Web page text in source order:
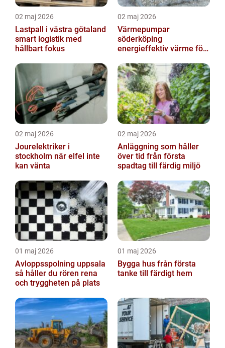
02 maj 2026
Lastpall i västra götaland
smart logistik med
hållbart fokus
02 maj 2026
Värmepumpar
söderköping
energieffektiv värme för
02 maj 2026
Jourelektriker i
stockholm när elfel inte
kan vänta
02 maj 2026
Anläggning som håller
över tid från första
spadtag till färdig miljö
01 maj 2026
Avloppsspolning uppsala
så håller du rören rena
och tryggheten på plats
01 maj 2026
Bygga hus från första
tanke till färdigt hem